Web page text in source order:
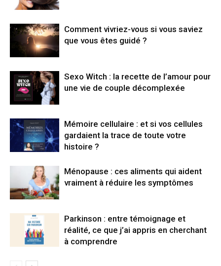
Comment vivriez-vous si vous saviez
que vous êtes guidé ?
Sexo Witch : la recette de l’amour pour
une vie de couple décomplexée
Mémoire cellulaire : et si vos cellules
gardaient la trace de toute votre
histoire ?
Ménopause : ces aliments qui aident
vraiment à réduire les symptômes
Parkinson : entre témoignage et
réalité, ce que j’ai appris en cherchant
à comprendre